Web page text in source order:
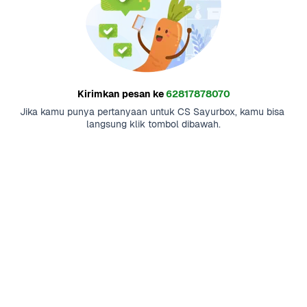
Kirimkan pesan ke62817878070
Jika kamu punya pertanyaan untuk CS Sayurbox, kamu bisa
langsung klik tombol dibawah.